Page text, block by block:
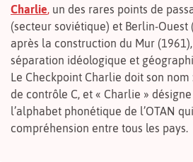
Charlie, un des rares points de
(secteur soviétique) et Berlin-Ouest
après la construction du Mur
séparation idéologique et
Le Checkpoint Charlie doit son nom
de contrôle C, et « Charlie »
l’alphabet phonétique de l’OTAN
compréhension entre tous les pays.